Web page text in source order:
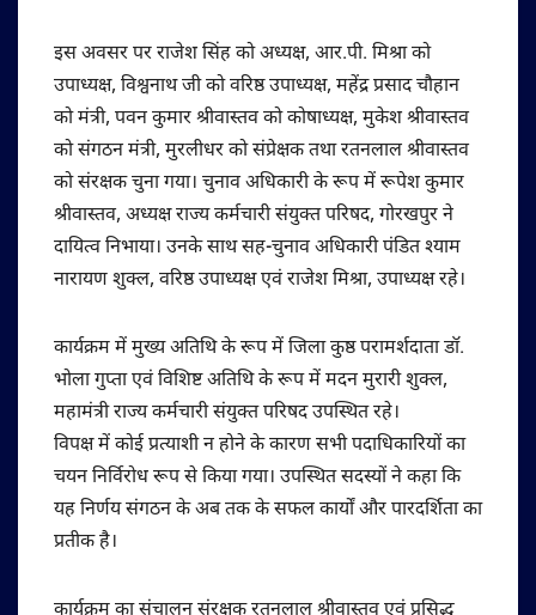
इस अवसर पर राजेश सिंह को अध्यक्ष, आर.पी. मिश्रा को
उपाध्यक्ष, विश्वनाथ जी को वरिष्ठ उपाध्यक्ष, महेंद्र प्रसाद चौहान
को मंत्री, पवन कुमार श्रीवास्तव को कोषाध्यक्ष, मुकेश श्रीवास्तव
को संगठन मंत्री, मुरलीधर को संप्रेक्षक तथा रतनलाल श्रीवास्तव
को संरक्षक चुना गया। चुनाव अधिकारी के रूप में रूपेश कुमार
श्रीवास्तव, अध्यक्ष राज्य कर्मचारी संयुक्त परिषद, गोरखपुर ने
दायित्व निभाया। उनके साथ सह-चुनाव अधिकारी पंडित श्याम
नारायण शुक्ल, वरिष्ठ उपाध्यक्ष एवं राजेश मिश्रा, उपाध्यक्ष रहे।
कार्यक्रम में मुख्य अतिथि के रूप में जिला कुष्ठ परामर्शदाता डॉ.
भोला गुप्ता एवं विशिष्ट अतिथि के रूप में मदन मुरारी शुक्ल,
महामंत्री राज्य कर्मचारी संयुक्त परिषद उपस्थित रहे।
विपक्ष में कोई प्रत्याशी न होने के कारण सभी पदाधिकारियों का
चयन निर्विरोध रूप से किया गया। उपस्थित सदस्यों ने कहा कि
यह निर्णय संगठन के अब तक के सफल कार्यों और पारदर्शिता का
प्रतीक है।